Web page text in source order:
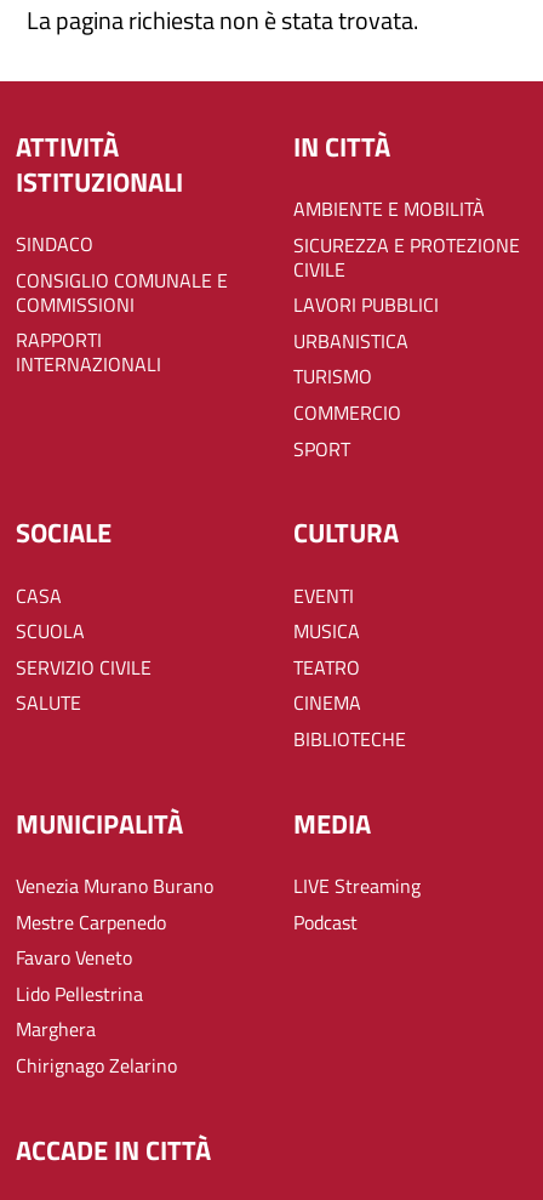
La pagina richiesta non è stata trovata.
ATTIVITÀ
ISTITUZIONALI
SINDACO
CONSIGLIO COMUNALE E
COMMISSIONI
RAPPORTI
INTERNAZIONALI
IN CITTÀ
AMBIENTE E MOBILITÀ
SICUREZZA E PROTEZIONE
CIVILE
LAVORI PUBBLICI
URBANISTICA
TURISMO
COMMERCIO
SPORT
SOCIALE
CASA
SCUOLA
SERVIZIO CIVILE
SALUTE
CULTURA
EVENTI
MUSICA
TEATRO
CINEMA
BIBLIOTECHE
MUNICIPALITÀ
Venezia Murano Burano
Mestre Carpenedo
Favaro Veneto
Lido Pellestrina
Marghera
Chirignago Zelarino
MEDIA
LIVE Streaming
Podcast
ACCADE IN CITTÀ